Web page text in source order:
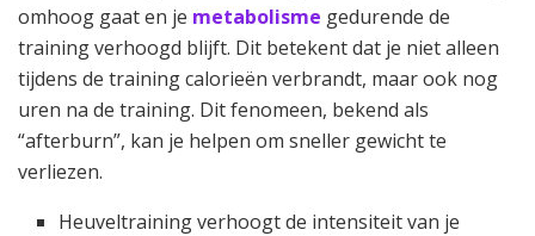
omhoog gaat en je metabolisme gedurende de
training verhoogd blijft. Dit betekent dat je niet alleen
tijdens de training calorieën verbrandt, maar ook nog
uren na de training. Dit fenomeen, bekend als
“afterburn”, kan je helpen om sneller gewicht te
verliezen.
Heuveltraining verhoogt de intensiteit van je